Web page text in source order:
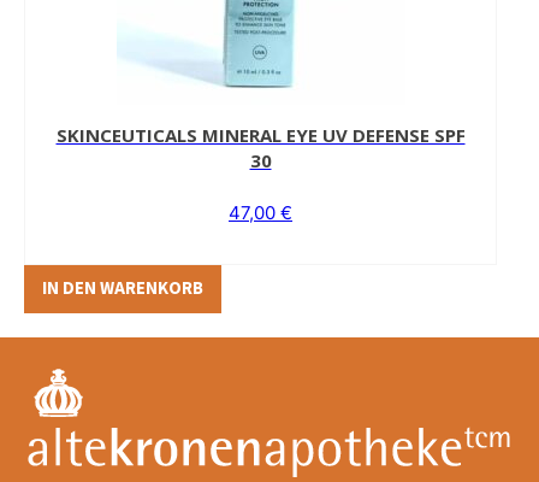
SKINCEUTICALS MINERAL EYE UV DEFENSE SPF
30
47,00 €
IN DEN WARENKORB